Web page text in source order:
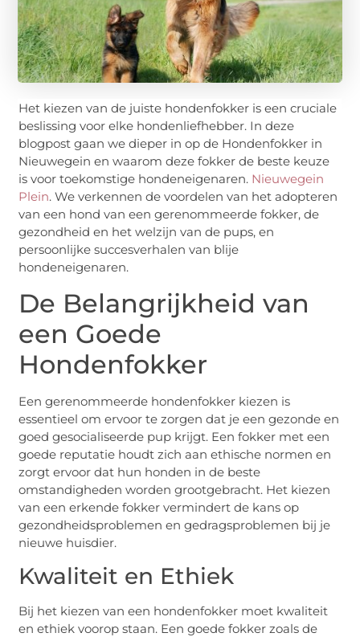
Het kiezen van de juiste hondenfokker is een cruciale
beslissing voor elke hondenliefhebber. In deze
blogpost gaan we dieper in op de Hondenfokker in
Nieuwegein en waarom deze fokker de beste keuze
is voor toekomstige hondeneigenaren. Nieuwegein
Plein. We verkennen de voordelen van het adopteren
van een hond van een gerenommeerde fokker, de
gezondheid en het welzijn van de pups, en
persoonlijke succesverhalen van blije
hondeneigenaren.
De Belangrijkheid van
een Goede
Hondenfokker
Een gerenommeerde hondenfokker kiezen is
essentieel om ervoor te zorgen dat je een gezonde en
goed gesocialiseerde pup krijgt. Een fokker met een
goede reputatie houdt zich aan ethische normen en
zorgt ervoor dat hun honden in de beste
omstandigheden worden grootgebracht. Het kiezen
van een erkende fokker vermindert de kans op
gezondheidsproblemen en gedragsproblemen bij je
nieuwe huisdier.
Kwaliteit en Ethiek
Bij het kiezen van een hondenfokker moet kwaliteit
en ethiek voorop staan. Een goede fokker zoals de